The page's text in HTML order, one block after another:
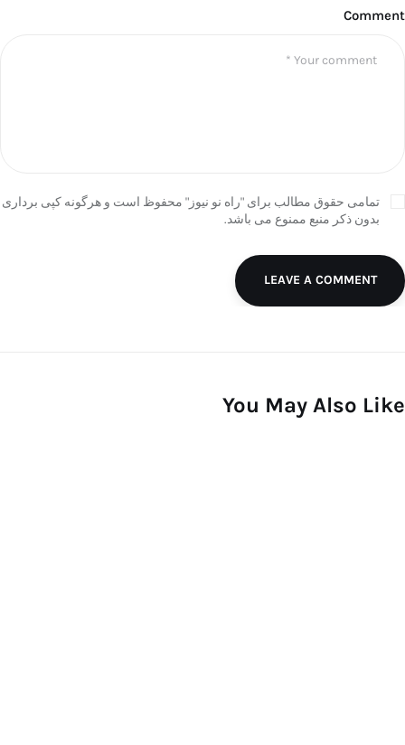
Comment
تمامی حقوق مطالب برای "راه نو نیوز" محفوظ است و هرگونه کپی برداری
بدون ذکر منبع ممنوع می باشد.
LEAVE A COMMENT
You May Also Like